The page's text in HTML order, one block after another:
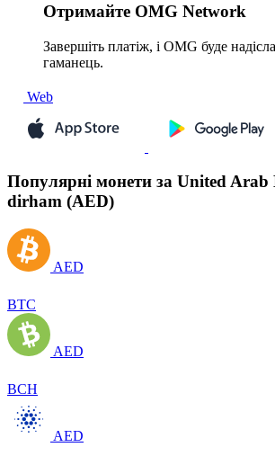
Отримайте OMG Network
Завершіть платіж, і OMG буде
гаманець.
Web
Популярні монети за United Arab
dirham (AED)
AED
BTC
AED
BCH
AED